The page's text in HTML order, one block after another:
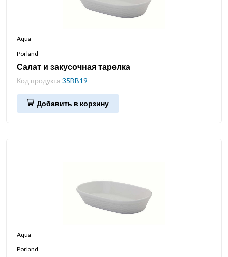
Aqua
Porland
Салат и закусочная тарелка
Код продукта 35BB19
Добавить в корзину
Aqua
Porland